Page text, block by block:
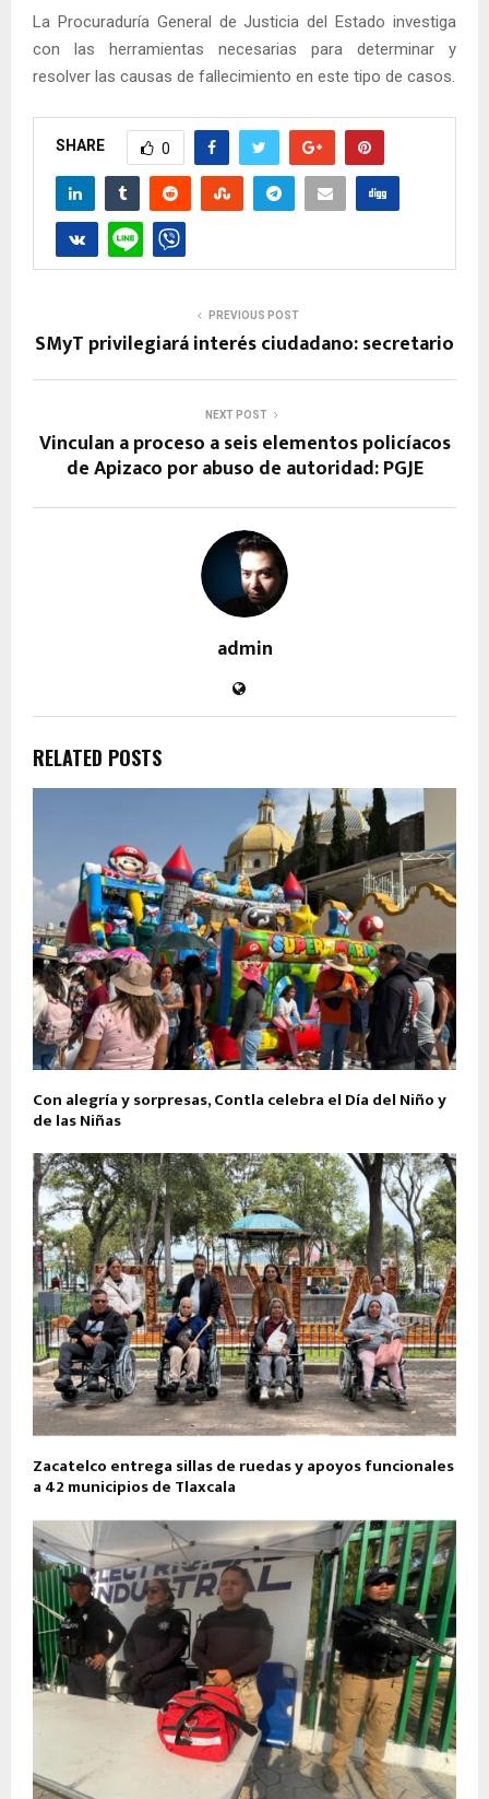
La Procuraduría General de Justicia del Estado investiga
con las herramientas necesarias para determinar y
resolver las causas de fallecimiento en este tipo de casos.
SHARE 0
PREVIOUS POST
SMyT privilegiará interés ciudadano: secretario
NEXT POST
Vinculan a proceso a seis elementos policíacos
de Apizaco por abuso de autoridad: PGJE
admin
RELATED POSTS
Con alegría y sorpresas, Contla celebra el Día del Niño y
de las Niñas
Zacatelco entrega sillas de ruedas y apoyos funcionales
a 42 municipios de Tlaxcala